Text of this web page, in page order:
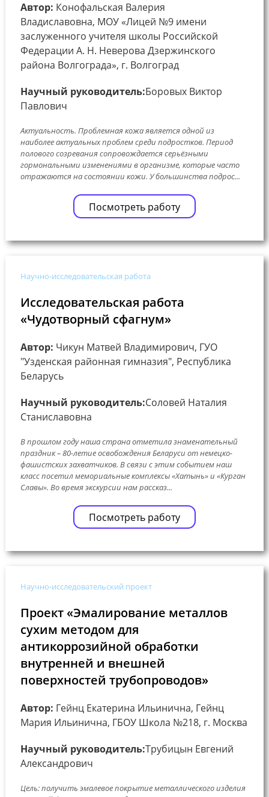
Автор: Конофальская Валерия
Владиславовна, МОУ «Лицей №9 имени
заслуженного учителя школы Российской
Федерации А. Н. Неверова Дзержинского
района Волгограда», г. Волгоград
Научный руководитель:Боровых Виктор
Павлович
Актуальность. Проблемная кожа является одной из
наиболее актуальных проблем среди подростков. Период
полового созревания сопровождается серьёзными
гормональными изменениями в организме, которые часто
отражаются на состоянии кожи. У большинства подрос...
Посмотреть работу
Научно-исследовательская работа
Исследовательская работа
«Чудотворный сфагнум»
Автор: Чикун Матвей Владимирович, ГУО
"Узденская районная гимназия", Республика
Беларусь
Научный руководитель:Соловей Наталия
Станиславовна
В прошлом году наша страна отметила знаменательный
праздник – 80-летие освобождения Беларуси от немецко-
фашистских захватчиков. В связи с этим событием наш
класс посетил мемориальные комплексы «Хатынь» и «Курган
Славы». Во время экскурсии нам рассказ...
Посмотреть работу
Научно-исследовательский проект
Проект «Эмалирование металлов
сухим методом для
антикоррозийной обработки
внутренней и внешней
поверхностей трубопроводов»
Автор: Гейнц Екатерина Ильинична, Гейнц
Мария Ильинична, ГБОУ Школа №218, г. Москва
Научный руководитель:Трубицын Евгений
Александрович
Цель: получить эмалевое покрытие металлического изделия